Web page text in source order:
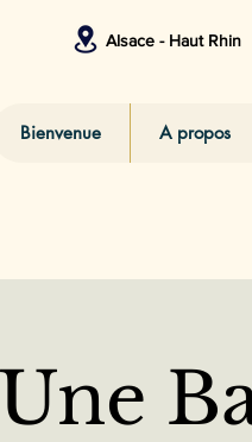
Alsace - Haut Rhin
Bienvenue A propos
Une